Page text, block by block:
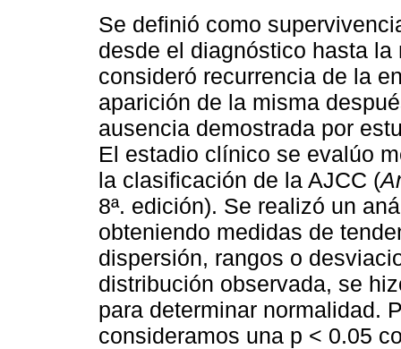
Se definió como
desde el diagnóstico hasta
consideró recurrencia de la
aparición de la misma
ausencia demostrada por
El estadio clínico se evalúo
la clasificación de la AJCC (
8ª. edición). Se realizó un
obteniendo medidas de
dispersión, rangos o
distribución observada, se
para determinar normalidad.
consideramos una p < 0.05